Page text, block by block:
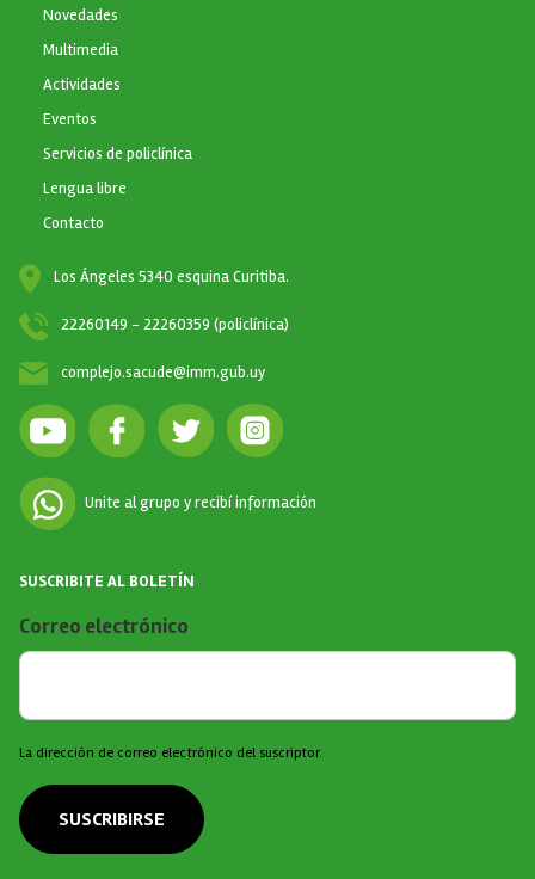
Novedades
Multimedia
Actividades
Eventos
Servicios de policlínica
Lengua libre
Contacto
Los Ángeles 5340 esquina Curitiba.
22260149 - 22260359 (policlínica)
complejo.sacude@imm.gub.uy
Unite al grupo y recibí información
SUSCRIBITE AL BOLETÍN
Correo electrónico
La dirección de correo electrónico del suscriptor.
SUSCRIBIRSE